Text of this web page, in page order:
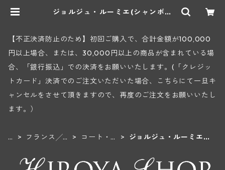
ジョルジュ・ルーミエ(シャンボー
【不正決済防止のため】初回ご購入で、合計金額が100,000
円以上場合、または、30,000円以上の商品が含まれている場
合、「銀行振込」での決済をお願いいたします。(「クレジッ
トカード」決済でのご注文いただいた場合、こちらにて一旦キ
ャンセルをさせて頂きますので、再度のご注文をお願いいたし
ます。）
H
フランス╱ブ
方
コート・
ジョルジュ・ルーミエ
ニー)